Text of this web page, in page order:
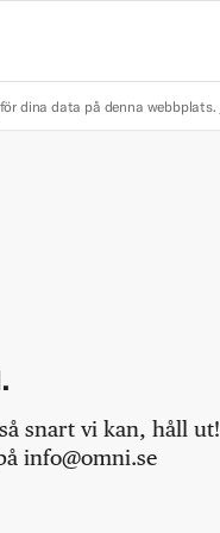
dina data på denna webbplats.
snart vi kan, håll ut!
info@omni.se